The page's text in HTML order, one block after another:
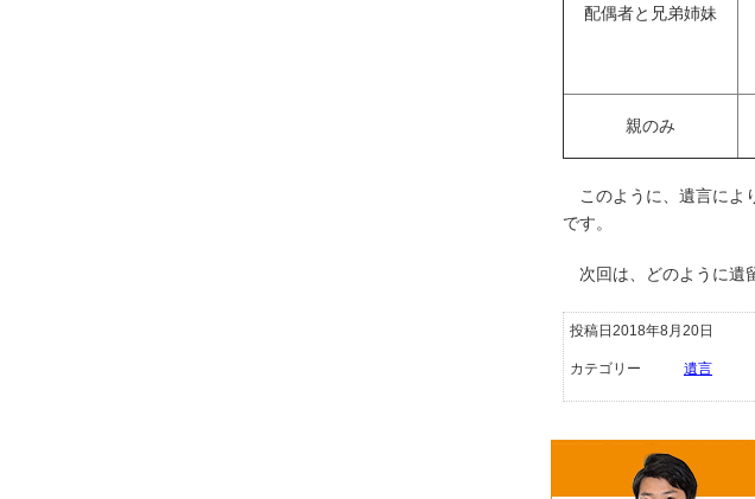
配偶者と兄弟姉妹
親のみ
このように、遺言によ
です。
次回は、どのように遺
投稿日2018年8月20日
カテゴリー 遺言